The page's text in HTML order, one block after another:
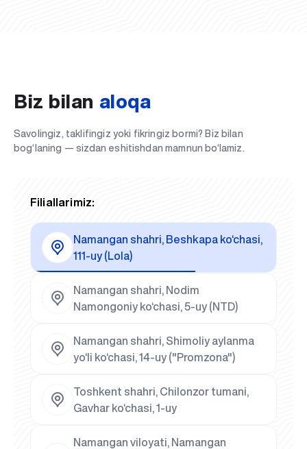
Biz bilan aloqa
Savolingiz, taklifingiz yoki fikringiz bormi? Biz bilan
bog‘laning — sizdan eshitishdan mamnun bo‘lamiz.
Filiallarimiz:
Namangan shahri, Beshkapa ko‘chasi,
111-uy (Lola)
Namangan shahri, Nodim
Namongoniy ko‘chasi, 5-uy (NTD)
Namangan shahri, Shimoliy aylanma
yo‘li ko‘chasi, 14-uy ("Promzona")
Toshkent shahri, Chilonzor tumani,
Gavhar ko‘chasi, 1-uy
Namangan viloyati, Namangan